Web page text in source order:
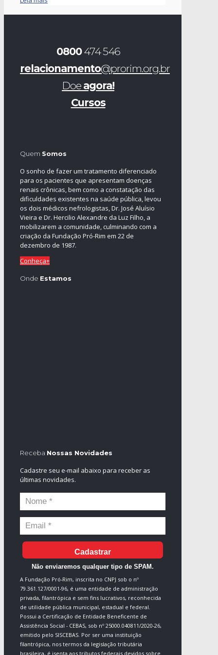
0800474 546
relacionamento@prorim.org.br
Doe agora!
Cursos
Quem Somos
O sonho de fazer um tratamento diferenciado
para os pacientes que apresentam doenças
renais crônicas, bem como a constatação das
dificuldades existentes na saúde pública, levou
os dois médicos nefrologistas, Dr. José Aluísio
Vieira e Dr. Hercilio Alexandre da Luz Filho, a
mobilizarem a comunidade, culminando com a
criação da Fundação Pró-Rim em 22 de
dezembro de 1987.
Conheça+
Onde Estamos
Receba Nossas Novidades
Cadastre seu e-mail abaixo para receber as
últimas novidades.
Cadastrar
Não enviaremos qualquer tipo de SPAM.
A Fundação Pró-Rim, inscrita no CNPJ sob o nº
79.361.127/0001-96, é uma entidade de administração
privada, filantrópica e sem fins lucrativos, reconhecida
de utilidade pública municipal, estadual e federal.
Possui a Certificação de Entidade Beneficente de
Assistência Social - CEBAS, sob nº 25000.040811/2020-26,
emitido pelo SISCEBAS. Por ser uma instituição
filantrópica, nos termos da legislação tributária
brasileira, é isenta aos tributos federais devidos sobre